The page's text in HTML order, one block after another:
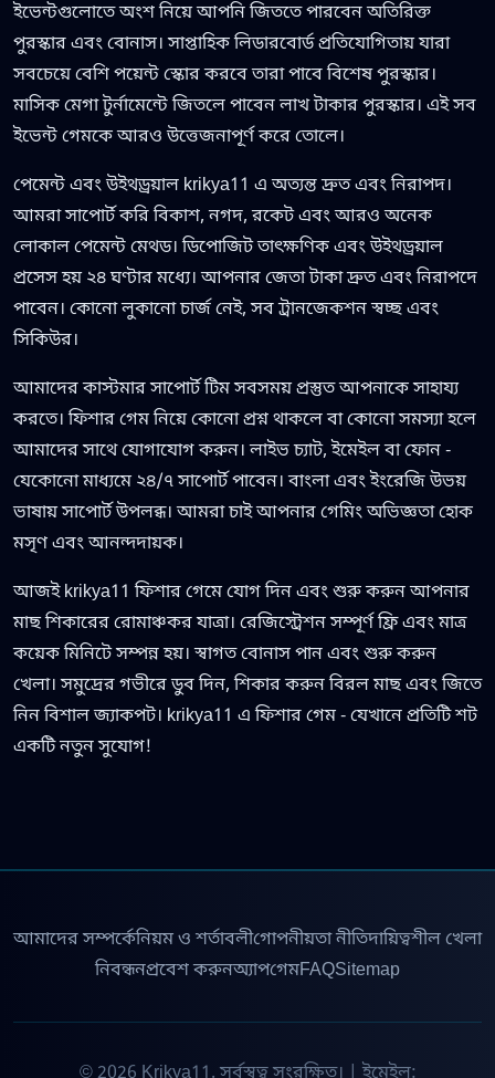
ইভেন্টগুলোতে অংশ নিয়ে আপনি জিততে পারবেন অতিরিক্ত
পুরস্কার এবং বোনাস। সাপ্তাহিক লিডারবোর্ড প্রতিযোগিতায় যারা
সবচেয়ে বেশি পয়েন্ট স্কোর করবে তারা পাবে বিশেষ পুরস্কার।
মাসিক মেগা টুর্নামেন্টে জিতলে পাবেন লাখ টাকার পুরস্কার। এই সব
ইভেন্ট গেমকে আরও উত্তেজনাপূর্ণ করে তোলে।
পেমেন্ট এবং উইথড্রয়াল krikya11 এ অত্যন্ত দ্রুত এবং নিরাপদ।
আমরা সাপোর্ট করি বিকাশ, নগদ, রকেট এবং আরও অনেক
লোকাল পেমেন্ট মেথড। ডিপোজিট তাৎক্ষণিক এবং উইথড্রয়াল
প্রসেস হয় ২৪ ঘণ্টার মধ্যে। আপনার জেতা টাকা দ্রুত এবং নিরাপদে
পাবেন। কোনো লুকানো চার্জ নেই, সব ট্রানজেকশন স্বচ্ছ এবং
সিকিউর।
আমাদের কাস্টমার সাপোর্ট টিম সবসময় প্রস্তুত আপনাকে সাহায্য
করতে। ফিশার গেম নিয়ে কোনো প্রশ্ন থাকলে বা কোনো সমস্যা হলে
আমাদের সাথে যোগাযোগ করুন। লাইভ চ্যাট, ইমেইল বা ফোন -
যেকোনো মাধ্যমে ২৪/৭ সাপোর্ট পাবেন। বাংলা এবং ইংরেজি উভয়
ভাষায় সাপোর্ট উপলব্ধ। আমরা চাই আপনার গেমিং অভিজ্ঞতা হোক
মসৃণ এবং আনন্দদায়ক।
আজই krikya11 ফিশার গেমে যোগ দিন এবং শুরু করুন আপনার
মাছ শিকারের রোমাঞ্চকর যাত্রা। রেজিস্ট্রেশন সম্পূর্ণ ফ্রি এবং মাত্র
কয়েক মিনিটে সম্পন্ন হয়। স্বাগত বোনাস পান এবং শুরু করুন
খেলা। সমুদ্রের গভীরে ডুব দিন, শিকার করুন বিরল মাছ এবং জিতে
নিন বিশাল জ্যাকপট। krikya11 এ ফিশার গেম - যেখানে প্রতিটি শট
একটি নতুন সুযোগ!
আমাদের সম্পর্কেনিয়ম ও শর্তাবলীগোপনীয়তা নীতিদায়িত্বশীল খেলা
নিবন্ধনপ্রবেশ করুনঅ্যাপগেমFAQSitemap